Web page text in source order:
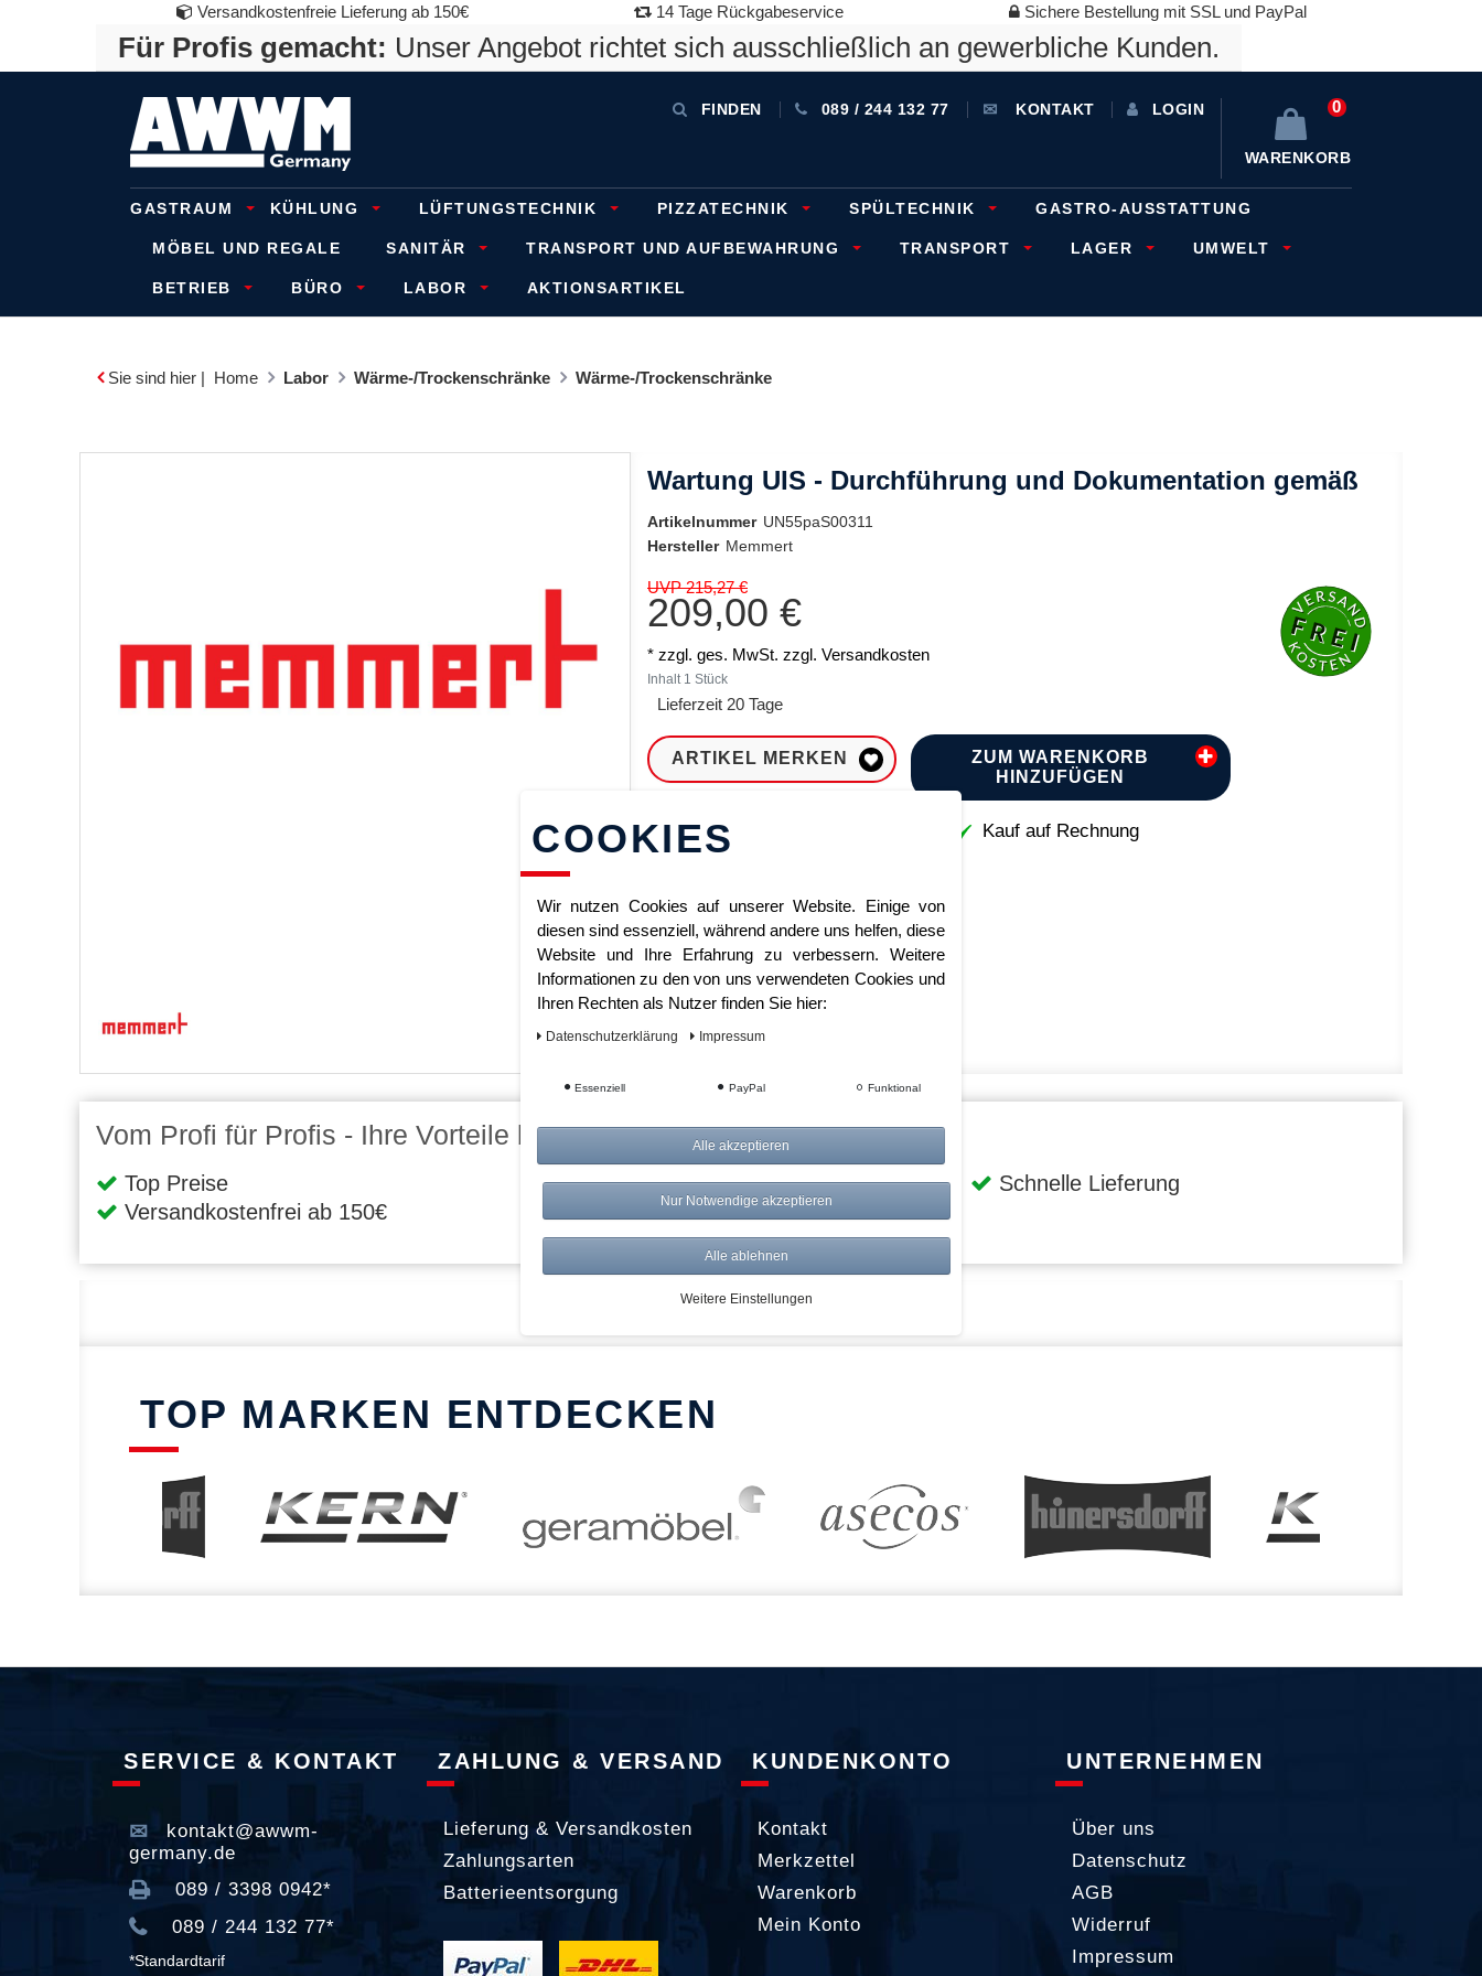
Versandkostenfreie Lieferung ab 150€ 14 Tage Rückgabeservice Sichere Bestellung mit SSL und PayPal
Für Profis gemacht: Unser Angebot richtet sich ausschließlich an gewerbliche Kunden.
FINDEN 089 / 244 132 77 KONTAKT LOGIN 0
WARENKORB
GASTRAUM KÜHLUNG LÜFTUNGSTECHNIK PIZZATECHNIK SPÜLTECHNIK GASTRO-AUSSTATTUNG
MÖBEL UND REGALE SANITÄR TRANSPORT UND AUFBEWAHRUNG TRANSPORT LAGER UMWELT
BETRIEB BÜRO LABOR AKTIONSARTIKEL
Sie sind hier | Home Labor Wärme-/Trockenschränke Wärme-/Trockenschränke
Wartung UIS - Durchführung und Dokumentation gemäß
Artikelnummer UN55paS00311
Hersteller Memmert
UVP 215,27 €
209,00 €
* zzgl. ges. MwSt. zzgl. Versandkosten
Inhalt 1 Stück
Lieferzeit 20 Tage
ARTIKEL MERKEN
ZUM WARENKORB
HINZUFÜGEN
Sofort lieferbar Kauf auf Rechnung
Vom Profi für Profis - Ihre Vorteile bei AWWM:
Top Preise
Versandkostenfrei ab 150€
Risikolos: 14 Tage Rückgabe
Über 20.000 Artikel
Schnelle Lieferung
TOP MARKEN ENTDECKEN
SERVICE & KONTAKT
kontakt@awwm-
germany.de
089 / 3398 0942*
089 / 244 132 77*
*Standardtarif
ZAHLUNG & VERSAND
Lieferung & Versandkosten
Zahlungsarten
Batterieentsorgung
KUNDENKONTO
Kontakt
Merkzettel
Warenkorb
Mein Konto
UNTERNEHMEN
Über uns
Datenschutz
AGB
Widerruf
Impressum
COOKIES
Wir nutzen Cookies auf unserer Website. Einige von
diesen sind essenziell, während andere uns helfen, diese
Website und Ihre Erfahrung zu verbessern. Weitere
Informationen zu den von uns verwendeten Cookies und
Ihren Rechten als Nutzer finden Sie hier:
Daten­schutz­erklärung Impressum
Essenziell PayPal Funktional
Alle akzeptieren
Nur Notwendige akzeptieren
Alle ablehnen
Weitere Einstellungen